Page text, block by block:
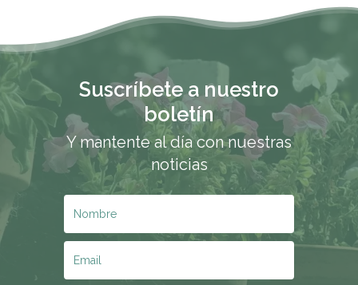
Suscríbete a nuestro
boletín
Y mantente al día con nuestras
noticias